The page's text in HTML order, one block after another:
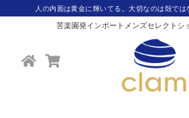
人の内面は黄金に輝いてる。大切なのは殻では
苦楽園発インポートメンズセレクトシ